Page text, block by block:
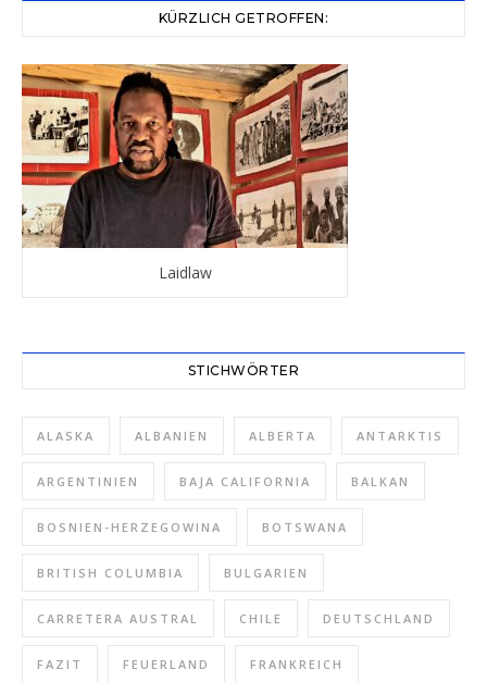
KÜRZLICH GETROFFEN:
Laidlaw
STICHWÖRTER
ALASKA ALBANIEN ALBERTA ANTARKTIS
ARGENTINIEN BAJA CALIFORNIA BALKAN
BOSNIEN-HERZEGOWINA BOTSWANA
BRITISH COLUMBIA BULGARIEN
CARRETERA AUSTRAL CHILE DEUTSCHLAND
FAZIT FEUERLAND FRANKREICH